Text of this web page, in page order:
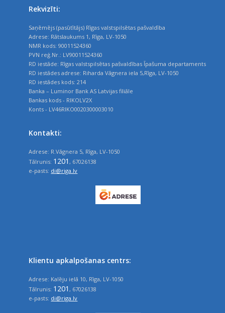
Rekvizīti:
Saņēmējs (pasūtītājs) Rīgas valstspilsētas pašvaldība
Adrese: Rātslaukums 1, Rīga, LV-1050
NMR kods: 90011524360
PVN reģ.Nr.: LV90011524360
RD iestāde: Rīgas valstspilsētas pašvaldības Īpašuma departaments
RD iestādes adrese: Riharda Vāgnera iela 5,Rīga, LV-1050
RD iestādes kods: 214
Banka – Luminor Bank AS Latvijas filiāle
Bankas kods - RIKOLV2X
Konts - LV46RIKO0020300003010
Kontakti:
Adrese: R.Vāgnera 5, Rīga, LV-1050
Tālrunis: 1201 , 67026138
e-pasts: di@riga.lv
Klientu apkalpošanas centrs:
Adrese: Kalēju ielā 10, Rīga, LV-1050
Tālrunis: 1201 , 67026138
e-pasts: di@riga.lv